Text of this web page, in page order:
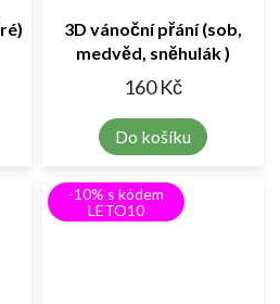
3D vánoční přání (sob,
medvěd, sněhulák )
160 Kč
Do košíku
-10% s kódem
LETO10